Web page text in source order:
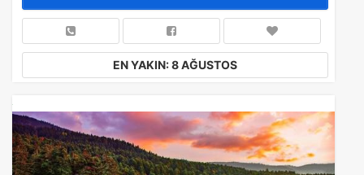
EN YAKIN: 8 AĞUSTOS